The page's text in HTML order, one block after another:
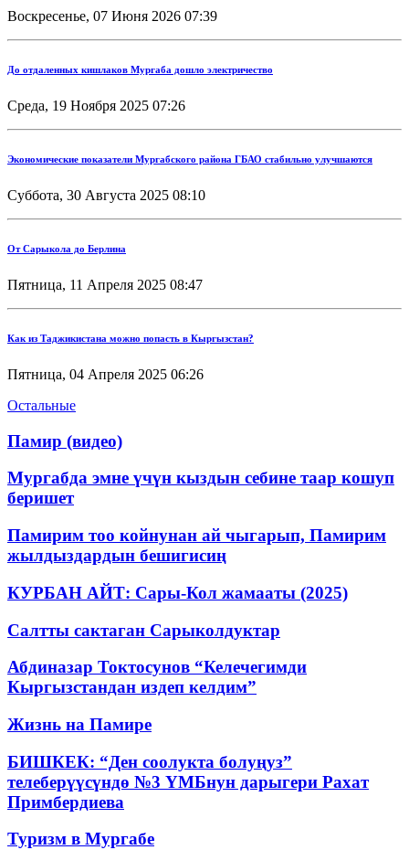
Воскресенье, 07 Июня 2026 07:39
До отдаленных кишлаков Мургаба дошло электричество
Среда, 19 Ноября 2025 07:26
Экономические показатели Мургабского района ГБАО стабильно улучшаются
Суббота, 30 Августа 2025 08:10
От Сарыкола до Берлина
Пятница, 11 Апреля 2025 08:47
Как из Таджикистана можно попасть в Кыргызстан?
Пятница, 04 Апреля 2025 06:26
Остальные
Памир (видео)
Мургабда эмне үчүн кыздын себине таар кошуп
беришет
Памирим тоо койнунан ай чыгарып, Памирим
жылдыздардын бешигисиң
КУРБАН АЙТ: Сары-Кол жамааты (2025)
Салтты сактаган Cарыколдуктар
Абдиназар Токтосунов “Келечегимди
Кыргызстандан издеп келдим”
Жизнь на Памире
БИШКЕК: “Ден соолукта болуңуз”
телеберүүсүндө №3 ҮМБнун дарыгери Рахат
Примбердиева
Туризм в Мургабе